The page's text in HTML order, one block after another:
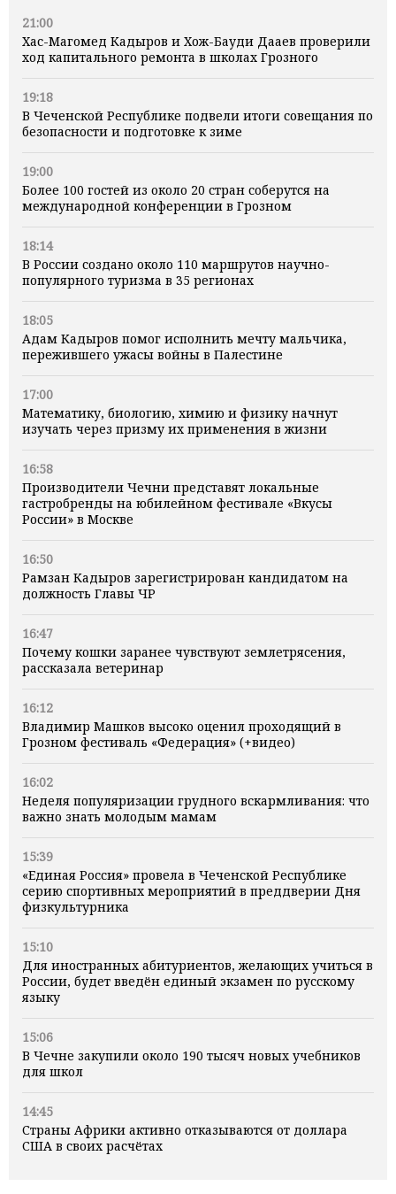
21:00
Хас-Магомед Кадыров и Хож-Бауди Дааев проверили
ход капитального ремонта в школах Грозного
19:18
В Чеченской Республике подвели итоги совещания по
безопасности и подготовке к зиме
19:00
Более 100 гостей из около 20 стран соберутся на
международной конференции в Грозном
18:14
В России создано около 110 маршрутов научно-
популярного туризма в 35 регионах
18:05
Адам Кадыров помог исполнить мечту мальчика,
пережившего ужасы войны в Палестине
17:00
Математику, биологию, химию и физику начнут
изучать через призму их применения в жизни
16:58
Производители Чечни представят локальные
гастробренды на юбилейном фестивале «Вкусы
России» в Москве
16:50
Рамзан Кадыров зарегистрирован кандидатом на
должность Главы ЧР
16:47
Почему кошки заранее чувствуют землетрясения,
рассказала ветеринар
16:12
Владимир Машков высоко оценил проходящий в
Грозном фестиваль «Федерация» (+видео)
16:02
Неделя популяризации грудного вскармливания: что
важно знать молодым мамам
15:39
«Единая Россия» провела в Чеченской Республике
серию спортивных мероприятий в преддверии Дня
физкультурника
15:10
Для иностранных абитуриентов, желающих учиться в
России, будет введён единый экзамен по русскому
языку
15:06
В Чечне закупили около 190 тысяч новых учебников
для школ
14:45
Страны Африки активно отказываются от доллара
США в своих расчётах